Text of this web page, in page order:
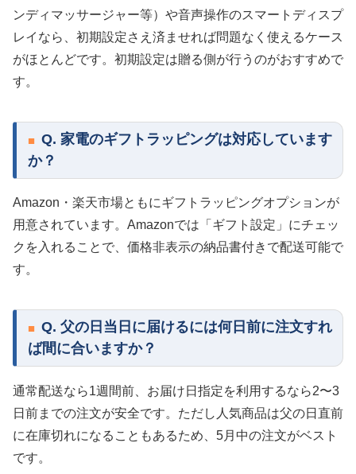
ンディマッサージャー等）や音声操作のスマートディスプ
レイなら、初期設定さえ済ませれば問題なく使えるケース
がほとんどです。初期設定は贈る側が行うのがおすすめで
す。
Q. 家電のギフトラッピングは対応しています
か？
Amazon・楽天市場ともにギフトラッピングオプションが
用意されています。Amazonでは「ギフト設定」にチェッ
クを入れることで、価格非表示の納品書付きで配送可能で
す。
Q. 父の日当日に届けるには何日前に注文すれ
ば間に合いますか？
通常配送なら1週間前、お届け日指定を利用するなら2〜3
日前までの注文が安全です。ただし人気商品は父の日直前
に在庫切れになることもあるため、5月中の注文がベスト
です。